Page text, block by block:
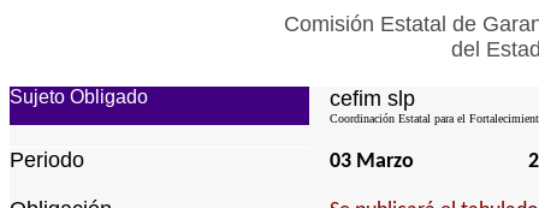
Comisión Estatal de
del
Sujeto Obligado cefim slp
Coordinación Estatal para el
Periodo 03 Marzo